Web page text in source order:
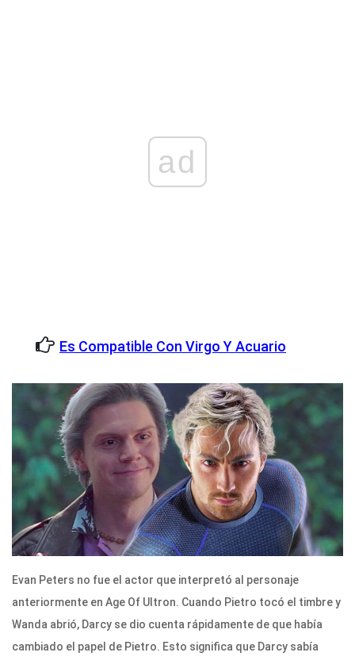
ad
Es Compatible Con Virgo Y Acuario
Evan Peters no fue el actor que interpretó al personaje
anteriormente en Age Of Ultron. Cuando Pietro tocó el timbre y
Wanda abrió, Darcy se dio cuenta rápidamente de que había
cambiado el papel de Pietro. Esto significa que Darcy sabía